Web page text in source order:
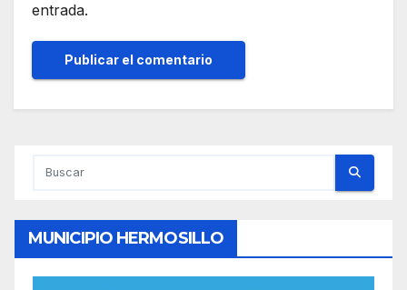
entrada.
MUNICIPIO HERMOSILLO